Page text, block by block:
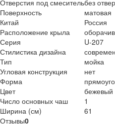
Отверстия под смесительбез
Поверхность
матовая
Китай
Россия
Расположение крыла
Серия
U-207
Стилистика дизайна
Тип
мойка
Угловая конструкция
нет
Форма
Цвет
бежевый
Число основных чаш
1
Ширина (см)
61
Отзывы0